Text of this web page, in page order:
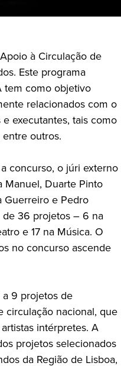
à Circulação de
Este programa
tem como objetivo
relacionados com o
executantes, tais como
entre outros.
concurso, o júri externo
Manuel, Duarte Pinto
Guerreiro e Pedro
36 projetos – 6 na
e 17 na Música. O
no concurso ascende
9 projetos de
circulação nacional, que
intérpretes. A
projetos selecionados
da Região de Lisboa,